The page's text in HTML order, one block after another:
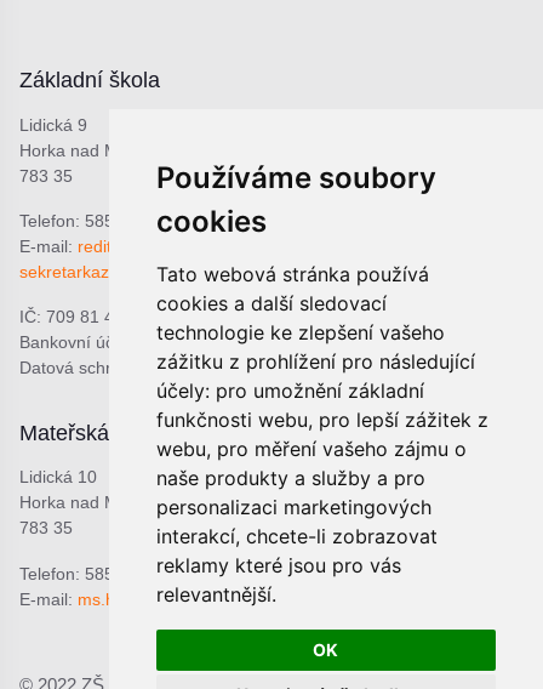
Používáme soubory
cookies
Tato webová stránka používá
cookies a další sledovací
technologie ke zlepšení vašeho
zážitku z prohlížení pro následující
účely: pro umožnění základní
funkčnosti webu, pro lepší zážitek z
webu, pro měření vašeho zájmu o
naše produkty a služby a pro
personalizaci marketingových
interakcí, chcete-li zobrazovat
reklamy které jsou pro vás
relevantnější.
OK
Základní škola
Lidická 9
Horka nad Moravou
783 35
Telefon: 585 378 047
E-mail: reditel@zshorka.cz
sekretarkazshorka@seznam.cz
IČ: 709 81 493
Bankovní účet: 1809609309/0800
Datová schránka: bjema48
Mateřská škola
Lidická 10
Horka nad Moravou
783 35
Telefon: 585 378 068
E-mail: ms.horka@seznam.cz
Školní jídelna
Lidická 9
Horka nad Moravou
783 35
Telefon: 601 537 678